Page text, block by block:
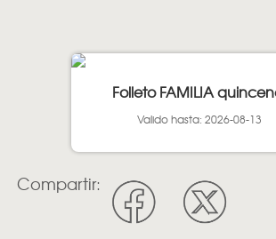
Folleto FAMILIA
Valido hasta: 2026-08-13
Compartir: